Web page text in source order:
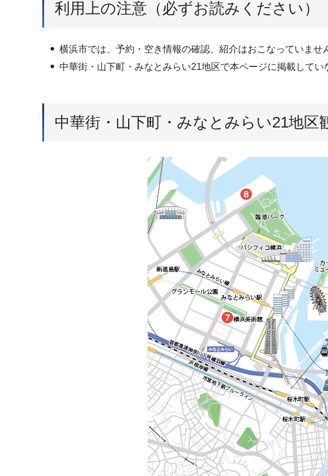
利用上の注意（必ずお読みください）
横浜市では、予約・空き情報の確認、紹介はおこなっていま
中華街・山下町・みなとみらい21地区で本ページに掲載して
中華街・山下町・みなとみらい21地区